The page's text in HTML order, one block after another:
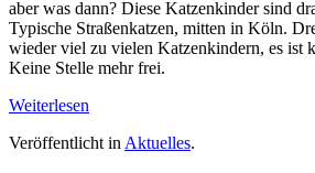
aber was dann? Diese Katzenkinder sind
Typische Straßenkatzen, mitten in Köln.
wieder viel zu vielen Katzenkindern, es ist
Keine Stelle mehr frei.
Weiterlesen
Veröffentlicht in Aktuelles.